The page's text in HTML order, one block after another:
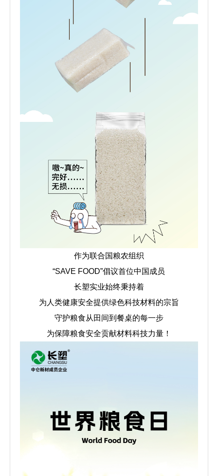
作为联合国粮农组织
“SAVE FOOD”倡议首位中国成员
长塑实业始终秉持着
为人类健康安全提供绿色科技材料的宗旨
守护粮食从田间到餐桌的每一步
为保障粮食安全贡献材料科技力量！